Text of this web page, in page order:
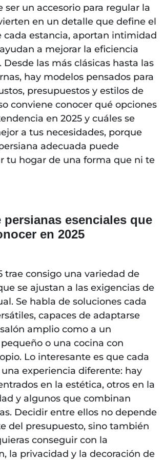
ser un accesorio para regular la
en un detalle que define el
cada estancia, aportan intimidad
a mejorar la eficiencia
Desde las más clásicas hasta las
hay modelos pensados para
presupuestos y estilos de
conviene conocer qué opciones
en 2025 y cuáles se
a tus necesidades, porque
adecuada puede
tu hogar de una forma que ni te
persianas esenciales que
en 2025
trae consigo una variedad de
se ajustan a las exigencias de
Se habla de soluciones cada
capaces de adaptarse
amplio como a un
o una cocina con
Lo interesante es que cada
experiencia diferente: hay
en la estética, otros en la
y algunos que combinan
Decidir entre ellos no depende
del presupuesto, sino también
conseguir con la
la privacidad y la decoración de